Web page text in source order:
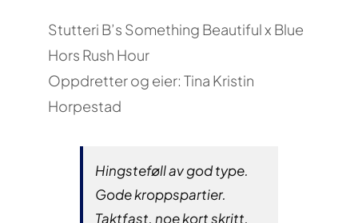
Stutteri B’s Something Beautiful x Blue
Hors Rush Hour
Oppdretter og eier: Tina Kristin
Horpestad
Hingsteføll av god type.
Gode kroppspartier.
Taktfast, noe kort skritt.